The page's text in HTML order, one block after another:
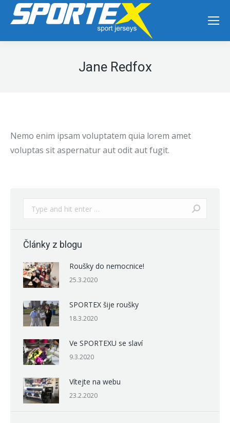
Jane Redfox
Nemo enim ipsam voluptatem quia lorem amet
voluptas sit aspernatur aut odit aut fugit.
Search:
Články z blogu
Roušky do nemocnice!
25.3.2020
SPORTEX šije roušky
18.3.2020
Ve SPORTEXU se slaví
9.3.2020
Vítejte na webu
23.2.2020